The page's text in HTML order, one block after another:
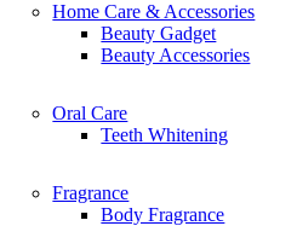
Home Care & Accessories
Beauty Gadget
Beauty Accessories
Oral Care
Teeth Whitening
Fragrance
Body Fragrance